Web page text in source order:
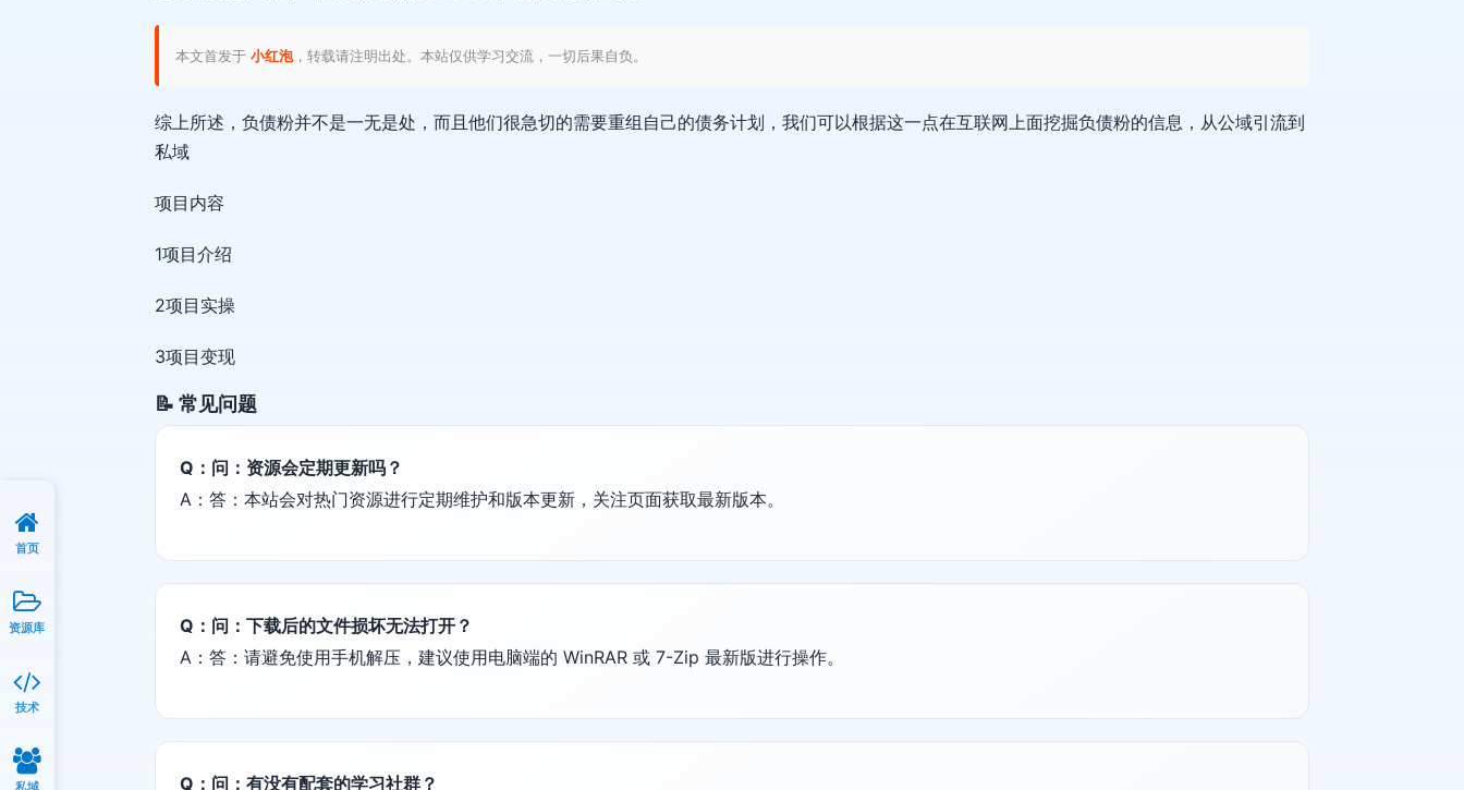
本文首发于 小红泡，转载请注明出处。本站仅供学习交流，一切后果自负。
综上所述，负债粉并不是一无是处，而且他们很急切的需要重组自己的债务计划，我们可以根据这一点在互联网上面挖掘负债粉的信息，从公域引流到
私域
项目内容
1项目介绍
2项目实操
3项目变现
📝 常见问题
Q：问：资源会定期更新吗？
A：答：本站会对热门资源进行定期维护和版本更新，关注页面获取最新版本。
Q：问：下载后的文件损坏无法打开？
A：答：请避免使用手机解压，建议使用电脑端的 WinRAR 或 7-Zip 最新版进行操作。
Q：问：有没有配套的学习社群？
首页
资源库
技术
私域